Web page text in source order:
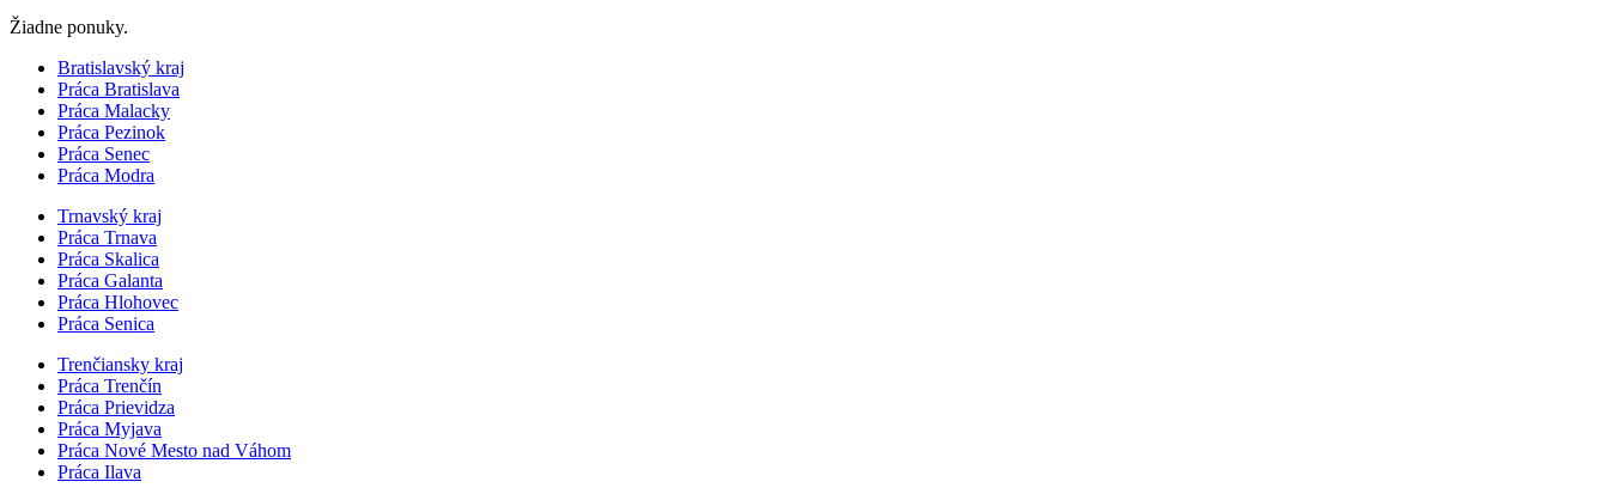
Žiadne ponuky.
Bratislavský kraj
Práca Bratislava
Práca Malacky
Práca Pezinok
Práca Senec
Práca Modra
Trnavský kraj
Práca Trnava
Práca Skalica
Práca Galanta
Práca Hlohovec
Práca Senica
Trenčiansky kraj
Práca Trenčín
Práca Prievidza
Práca Myjava
Práca Nové Mesto nad Váhom
Práca Ilava